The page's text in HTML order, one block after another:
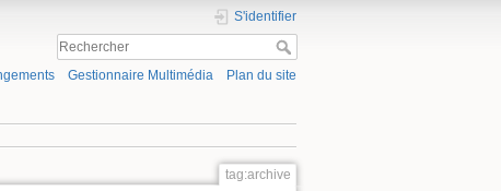
S'identifier
Gestionnaire Multimédia Plan du site
tag:archive